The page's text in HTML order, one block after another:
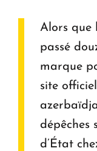
Alors que
passé
marque
site
dépêches
d’État